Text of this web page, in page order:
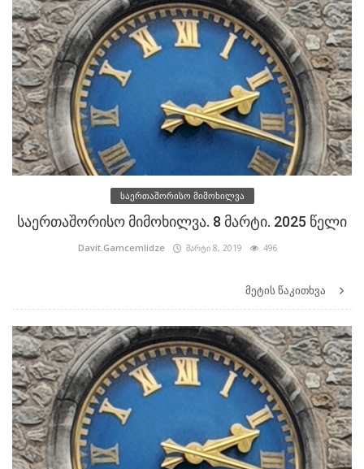
საერთაშორისო მიმოხილვა
საერთაშორისო მიმოხილვა. 8 მარტი. 2025 წელი
Davit.Gamcemlidze მარტი 8, 2019 496
მეტის წაკითხვა